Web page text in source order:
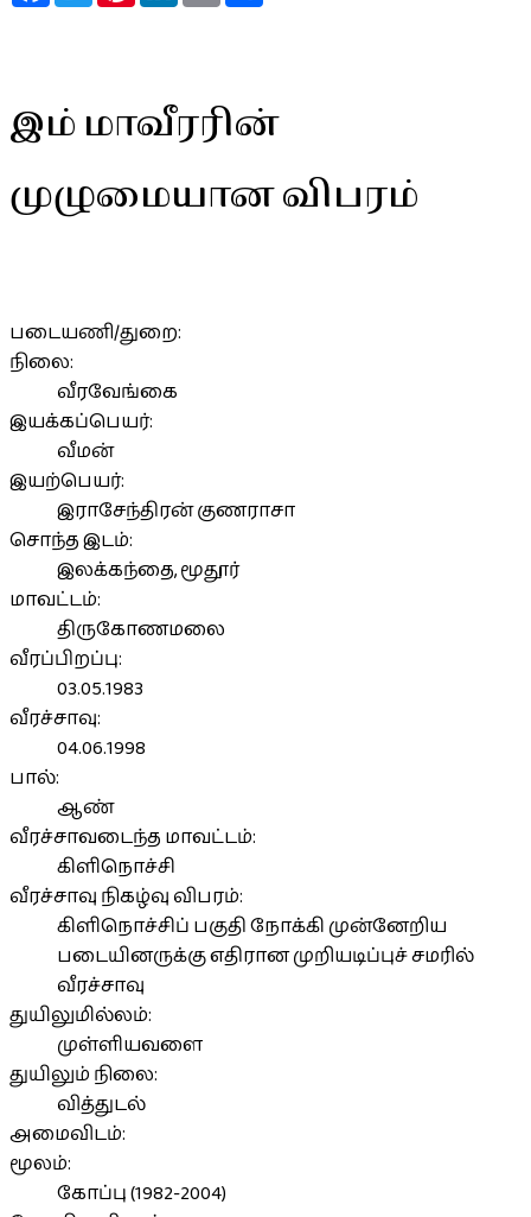
இம் மாவீரரின்
முழுமையான விபரம்
படையணி/துறை:
நிலை:
வீரவேங்கை
இயக்கப்பெயர்:
வீமன்
இயற்பெயர்:
இராசேந்திரன் குணராசா
சொந்த இடம்:
இலக்கந்தை, மூதூர்
மாவட்டம்:
திருகோணமலை
வீரப்பிறப்பு:
03.05.1983
வீரச்சாவு:
04.06.1998
பால்:
ஆண்
வீரச்சாவடைந்த மாவட்டம்:
கிளிநொச்சி
வீரச்சாவு நிகழ்வு விபரம்:
கிளிநொச்சிப் பகுதி நோக்கி முன்னேறிய
படையினருக்கு எதிரான முறியடிப்புச் சமரில்
வீரச்சாவு
துயிலுமில்லம்:
முள்ளியவளை
துயிலும் நிலை:
வித்துடல்
அமைவிடம்:
மூலம்:
கோப்பு (1982-2004)